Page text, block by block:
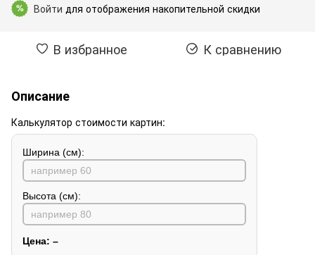
% Войти для отображения накопительной скидки
В избранное К сравнению
Описание
Калькулятор стоимости картин:
Ширина (см):
Высота (см):
Цена: –